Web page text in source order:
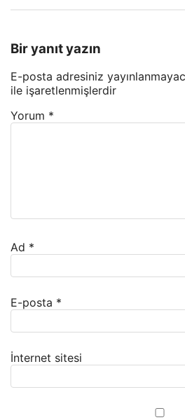
Bir yanıt yazın
E-posta adresiniz
ile işaretlenmişlerdir
Yorum *
Ad *
E-posta *
İnternet sitesi